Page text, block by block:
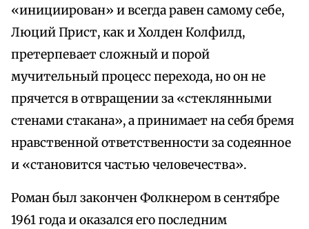
«инициирован» и всегда равен самому себе,
Люций Прист, как и Холден Колфилд,
претерпевает сложный и порой
мучительный процесс перехода, но он не
прячется в отвращении за «стеклянными
стенами стакана», а принимает на себя бремя
нравственной ответственности за содеянное
и «становится частью человечества».
Роман был закончен Фолкнером в сентябре
1961 года и оказался его последним